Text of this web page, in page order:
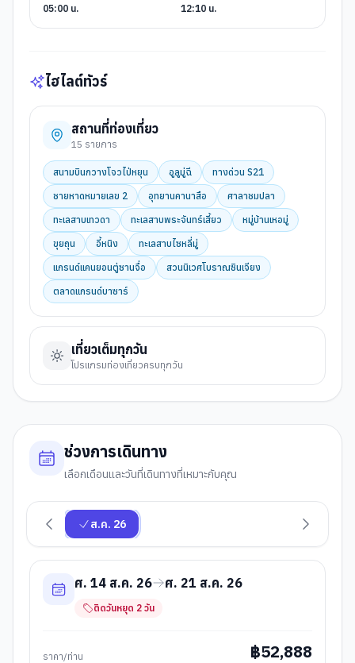
05:00 น. 12:10 น.
ไฮไลต์ทัวร์
สถานที่ท่องเที่ยว
15 รายการ
สนามบินกวางโจวไป่หยุน อูลูมู่ฉี
ทางด่วน S21
ชายหาดหมายเลข 2
อุทยานคานาสือ
ศาลาชมปลา
ทะเลสาบเทวดา
ทะเลสาบพระจันทร์เสี้ยว
หมู่บ้านเหอมู่
ขุยถุน
อี้หนิง
ทะเลสาบไซหลี่มู่
แกรนด์แคนยอนตู่ซานจื่อ
สวนนิเวศโบราณซินเจียง
ตลาดแกรนด์บาซาร์
เที่ยวเต็มทุกวัน
โปรแกรมท่องเที่ยวครบทุกวัน
ช่วงการเดินทาง
เลือกเดือนและวันที่เดินทางที่เหมาะกับคุณ
ส.ค. 26
ศ. 14 ส.ค. 26 ศ. 21 ส.ค. 26
ติดวันหยุด 2 วัน
ราคา/ท่าน ฿52,888